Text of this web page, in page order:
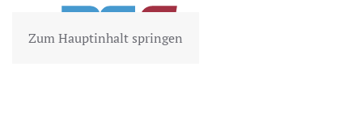
Zum Hauptinhalt springen